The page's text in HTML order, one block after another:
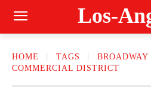
Los-
HOME TAGS
COMMERCIAL DISTRICT